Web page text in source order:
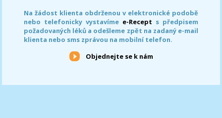
Na žádost klienta obdrženou v elektronické podobě
nebo telefonicky vystavíme e-Recept s předpisem
požadovaných léků a odešleme zpět na zadaný e-mail
klienta nebo sms zprávou na mobilní telefon.
Objednejte se k nám